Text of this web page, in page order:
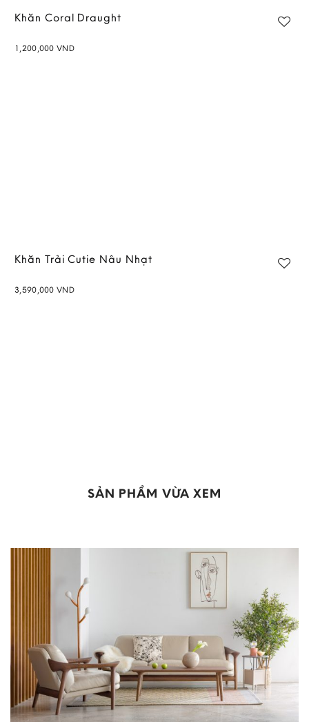
Khăn Coral Draught
1,200,000 VND
Khăn Trải Cutie Nâu Nhạt
3,590,000 VND
SẢN PHẨM VỪA XEM